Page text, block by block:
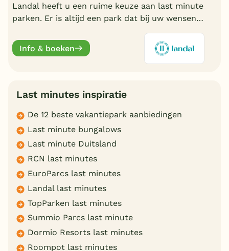
Landal heeft u een ruime keuze aan last minute
parken. Er is altijd een park dat bij uw wensen
online.
Info & boeken
Last minutes inspiratie
De 12 beste vakantiepark aanbiedingen
Last minute bungalows
Last minute Duitsland
RCN last minutes
EuroParcs last minutes
Landal last minutes
TopParken last minutes
Summio Parcs last minute
Dormio Resorts last minutes
Roompot last minutes